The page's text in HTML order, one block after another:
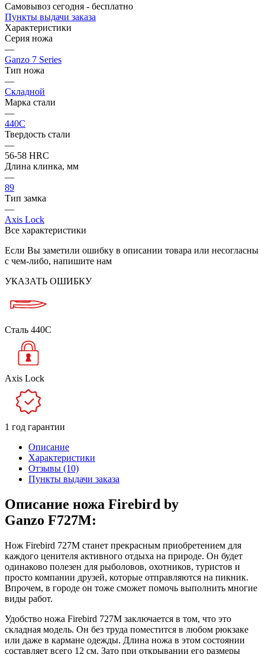
Самовывоз сегодня - бесплатно
Пункты выдачи заказа
Характеристики
Серия ножа
—
Ganzo 7 Series
Тип ножа
—
Складной
Марка стали
—
440C
Твердость стали
—
56-58 HRC
Длина клинка, мм
—
89
Тип замка
—
Axis Lock
Все характеристики
Если Вы заметили ошибку в описании товара или несогласны
с чем-либо, напишите нам
УКАЗАТЬ ОШИБКУ
Сталь 440C
Axis Lock
1 год гарантии
Описание
Характеристики
Отзывы (10)
Пункты выдачи заказа
Описание ножа Firebird by
Ganzo F727M:
Нож Firebird 727M станет прекрасным приобретением для
каждого ценителя активного отдыха на природе. Он будет
одинаково полезен для рыболовов, охотников, туристов и
просто компании друзей, которые отправляются на пикник.
Впрочем, в городе он тоже сможет помочь выполнить многие
виды работ.
Удобство ножа Firebird 727M заключается в том, что это
складная модель. Он без труда поместится в любом рюкзаке
или даже в кармане одежды. Длина ножа в этом состоянии
составляет всего 12 см. Зато при открывании его размеры